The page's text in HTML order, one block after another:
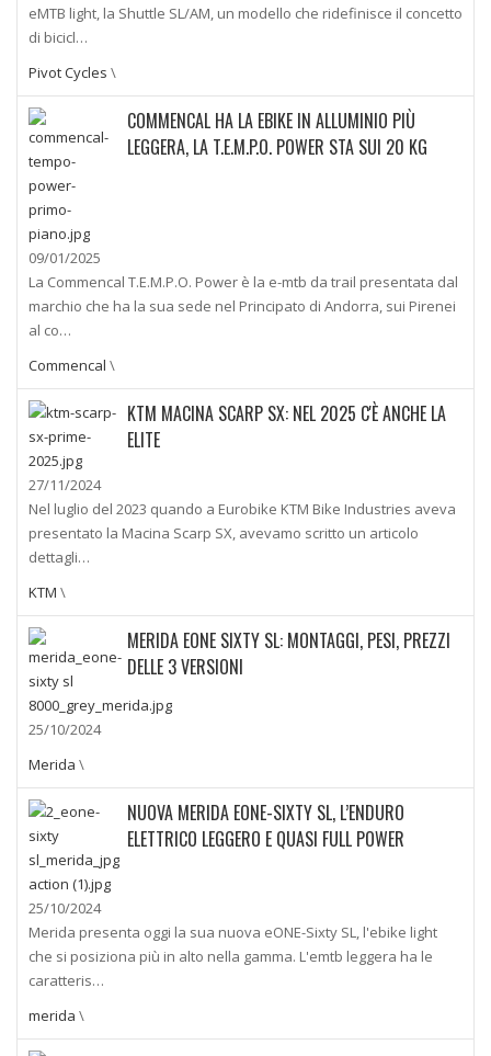
eMTB light, la Shuttle SL/AM, un modello che ridefinisce il concetto
di bicicl…
Pivot Cycles \
COMMENCAL HA LA EBIKE IN ALLUMINIO PIÙ
LEGGERA, LA T.E.M.P.O. POWER STA SUI 20 KG
09/01/2025
La Commencal T.E.M.P.O. Power è la e-mtb da trail presentata dal
marchio che ha la sua sede nel Principato di Andorra, sui Pirenei
al co…
Commencal \
KTM MACINA SCARP SX: NEL 2025 C'È ANCHE LA
ELITE
27/11/2024
Nel luglio del 2023 quando a Eurobike KTM Bike Industries aveva
presentato la Macina Scarp SX, avevamo scritto un articolo
dettagli…
KTM \
MERIDA EONE SIXTY SL: MONTAGGI, PESI, PREZZI
DELLE 3 VERSIONI
25/10/2024
Merida \
NUOVA MERIDA EONE-SIXTY SL, L’ENDURO
ELETTRICO LEGGERO E QUASI FULL POWER
25/10/2024
Merida presenta oggi la sua nuova eONE-Sixty SL, l'ebike light
che si posiziona più in alto nella gamma. L'emtb leggera ha le
caratteris…
merida \